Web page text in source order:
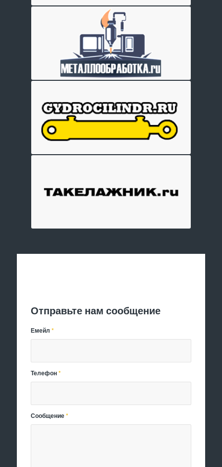
Отправьте нам сообщение
Емейл*
Телефон*
Сообщение*